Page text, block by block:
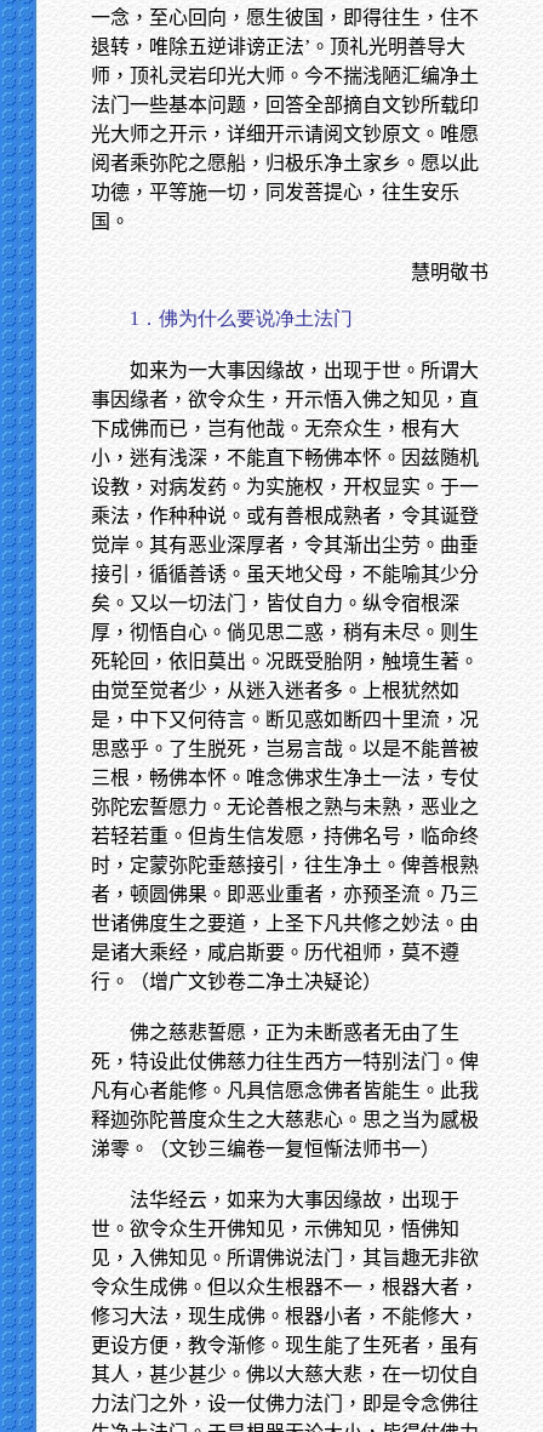
一念，至心回向，愿生彼国，即得往生，住不
退转，唯除五逆诽谤正法’。顶礼光明善导大
师，顶礼灵岩印光大师。今不揣浅陋汇编净土
法门一些基本问题，回答全部摘自文钞所载印
光大师之开示，详细开示请阅文钞原文。唯愿
阅者乘弥陀之愿船，归极乐净土家乡。愿以此
功德，平等施一切，同发菩提心，往生安乐
国。
慧明敬书
1．佛为什么要说净土法门
如来为一大事因缘故，出现于世。所谓大
事因缘者，欲令众生，开示悟入佛之知见，直
下成佛而已，岂有他哉。无奈众生，根有大
小，迷有浅深，不能直下畅佛本怀。因兹随机
设教，对病发药。为实施权，开权显实。于一
乘法，作种种说。或有善根成熟者，令其诞登
觉岸。其有恶业深厚者，令其渐出尘劳。曲垂
接引，循循善诱。虽天地父母，不能喻其少分
矣。又以一切法门，皆仗自力。纵令宿根深
厚，彻悟自心。倘见思二惑，稍有未尽。则生
死轮回，依旧莫出。况既受胎阴，触境生著。
由觉至觉者少，从迷入迷者多。上根犹然如
是，中下又何待言。断见惑如断四十里流，况
思惑乎。了生脱死，岂易言哉。以是不能普被
三根，畅佛本怀。唯念佛求生净土一法，专仗
弥陀宏誓愿力。无论善根之熟与未熟，恶业之
若轻若重。但肯生信发愿，持佛名号，临命终
时，定蒙弥陀垂慈接引，往生净土。俾善根熟
者，顿圆佛果。即恶业重者，亦预圣流。乃三
世诸佛度生之要道，上圣下凡共修之妙法。由
是诸大乘经，咸启斯要。历代祖师，莫不遵
行。（增广文钞卷二净土决疑论）
佛之慈悲誓愿，正为未断惑者无由了生
死，特设此仗佛慈力往生西方一特别法门。俾
凡有心者能修。凡具信愿念佛者皆能生。此我
释迦弥陀普度众生之大慈悲心。思之当为感极
涕零。（文钞三编卷一复恒惭法师书一）
法华经云，如来为大事因缘故，出现于
世。欲令众生开佛知见，示佛知见，悟佛知
见，入佛知见。所谓佛说法门，其旨趣无非欲
令众生成佛。但以众生根器不一，根器大者，
修习大法，现生成佛。根器小者，不能修大，
更设方便，教令渐修。现生能了生死者，虽有
其人，甚少甚少。佛以大慈大悲，在一切仗自
力法门之外，设一仗佛力法门，即是令念佛往